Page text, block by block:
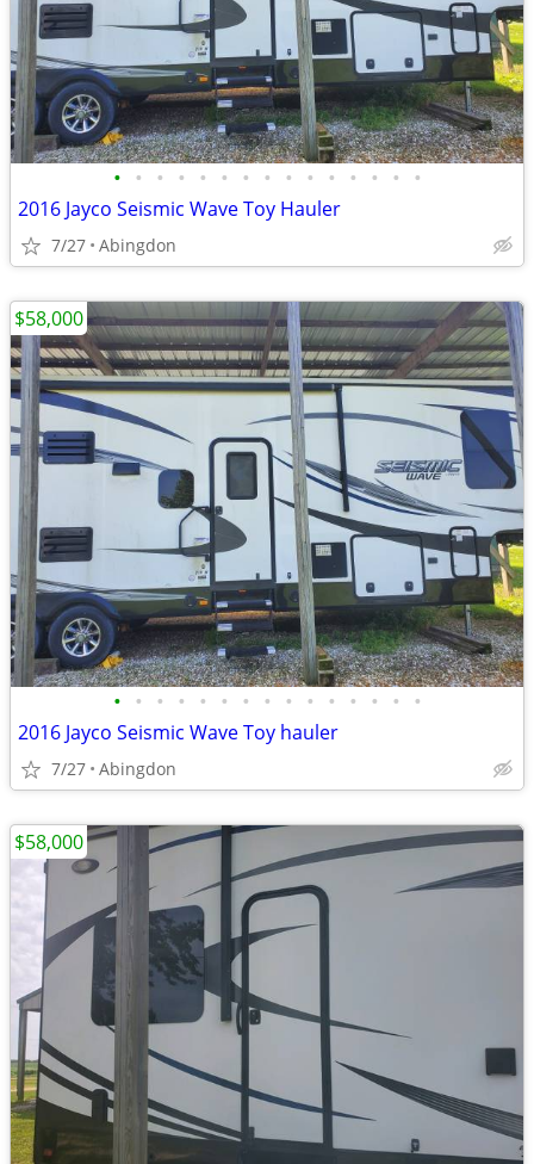
• • • • • • • • • • • • • • •
2016 Jayco Seismic Wave Toy Hauler
7/27 Abingdon
• • • • • • • • • • • • • • •
2016 Jayco Seismic Wave Toy hauler
7/27 Abingdon
$58,000
$58,000